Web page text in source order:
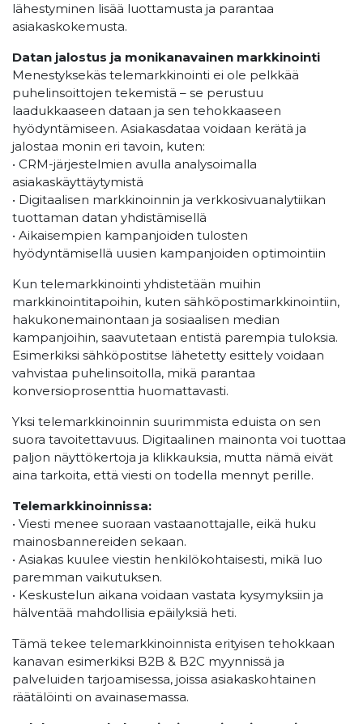
lähestyminen lisää luottamusta ja parantaa
asiakaskokemusta.
Datan jalostus ja monikanavainen markkinointi
Menestyksekäs telemarkkinointi ei ole pelkkää
puhelinsoittojen tekemistä – se perustuu
laadukkaaseen dataan ja sen tehokkaaseen
hyödyntämiseen. Asiakasdataa voidaan kerätä ja
jalostaa monin eri tavoin, kuten:
• CRM-järjestelmien avulla analysoimalla
asiakaskäyttäytymistä
• Digitaalisen markkinoinnin ja verkkosivuanalytiikan
tuottaman datan yhdistämisellä
• Aikaisempien kampanjoiden tulosten
hyödyntämisellä uusien kampanjoiden optimointiin
Kun telemarkkinointi yhdistetään muihin
markkinointitapoihin, kuten sähköpostimarkkinointiin,
hakukonemainontaan ja sosiaalisen median
kampanjoihin, saavutetaan entistä parempia tuloksia.
Esimerkiksi sähköpostitse lähetetty esittely voidaan
vahvistaa puhelinsoitolla, mikä parantaa
konversioprosenttia huomattavasti.
Yksi telemarkkinoinnin suurimmista eduista on sen
suora tavoitettavuus. Digitaalinen mainonta voi tuottaa
paljon näyttökertoja ja klikkauksia, mutta nämä eivät
aina tarkoita, että viesti on todella mennyt perille.
Telemarkkinoinnissa:
• Viesti menee suoraan vastaanottajalle, eikä huku
mainosbannereiden sekaan.
• Asiakas kuulee viestin henkilökohtaisesti, mikä luo
paremman vaikutuksen.
• Keskustelun aikana voidaan vastata kysymyksiin ja
hälventää mahdollisia epäilyksiä heti.
Tämä tekee telemarkkinoinnista erityisen tehokkaan
kanavan esimerkiksi B2B & B2C myynnissä ja
palveluiden tarjoamisessa, joissa asiakaskohtainen
räätälöinti on avainasemassa.